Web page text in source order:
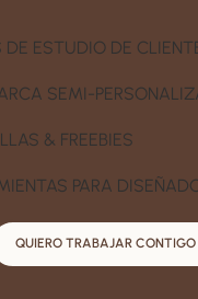
DE ESTUDIO DE
SEMI-
& FREEBIES
PARA
QUIERO TRABAJAR CONTIGO